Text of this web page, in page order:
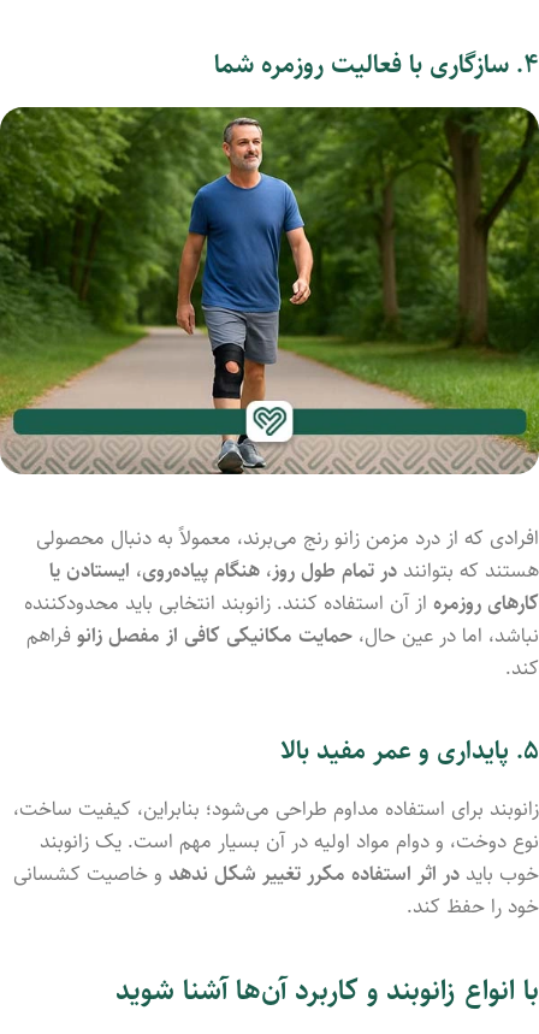
۴. سازگاری با فعالیت روزمره شما
افرادی که از درد مزمن زانو رنج می‌برند، معمولاً به دنبال محصولی
هستند که بتوانند در تمام طول روز، هنگام پیاده‌روی، ایستادن یا
کارهای روزمره از آن استفاده کنند. زانوبند انتخابی باید محدودکننده
نباشد، اما در عین حال، حمایت مکانیکی کافی از مفصل زانوفراهم
کند.
۵. پایداری و عمر مفید بالا
زانوبند برای استفاده مداوم طراحی می‌شود؛ بنابراین، کیفیت ساخت،
نوع دوخت، و دوام مواد اولیه در آن بسیار مهم است. یک زانوبند
خوب باید در اثر استفاده مکرر تغییر شکل ندهد و خاصیت کشسانی
خود را حفظ کند.
با انواع زانوبند و کاربرد آن‌ها آشنا شوید